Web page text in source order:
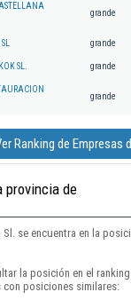
grande
grande
SL. grande
grande
Ranking de Empresas
provincia de
se encuentra en la
la posición en el ranking
con posiciones similares: